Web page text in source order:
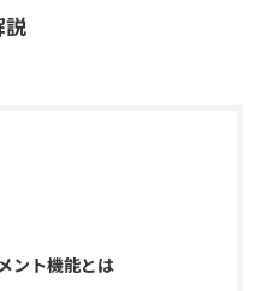
説
ント機能とは